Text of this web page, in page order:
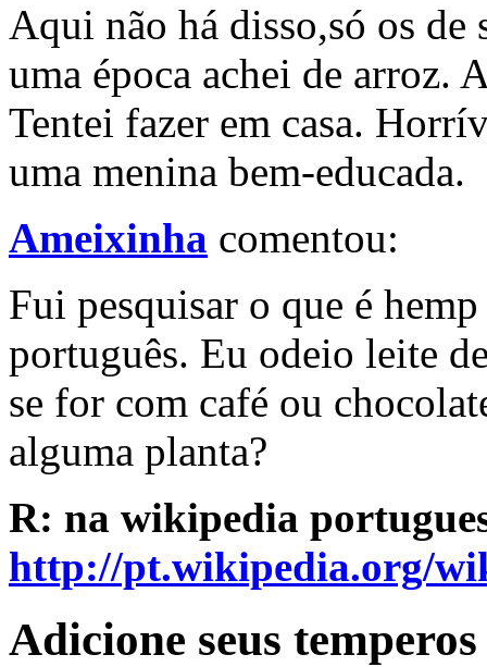
Aqui não há disso,só os de
uma época achei de arroz.
Tentei fazer em casa.
uma menina bem-educada.
Ameixinha comentou:
Fui pesquisar o que é
português. Eu odeio leite
se for com café ou
alguma planta?
R: na wikipedia
http://pt.wikipedia.org/
Adicione seus temperos